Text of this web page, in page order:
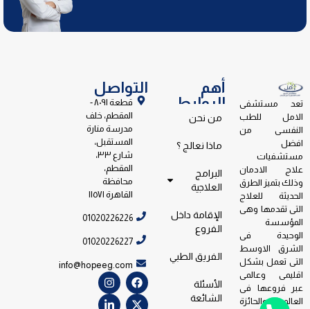
تعد مستشفى
الامل للطب
النفسى من
افضل
مستشفيات
علاج الادمان
وذلك بتميز الطرق
الحديثة للعلاج
التى تقدمها وهى
المؤسسة
الوحيدة فى
الشرق الاوسط
التى تعمل بشكل
اقليمى وعالمى
عبر فروعها فى
العالم والحائزة
أهم
الروابط
من نحن
ماذا نعالج ؟
البرامج
العلاجية
الإقامة داخل
الفروع
الفريق الطبي
الأسئلة
الشائعة
التواصل
قطعة ٨٠٩١ -
المقطم، خلف
مدرسة منارة
المستقبل،
شارع ٣٣،
المقطم،
محافظة
القاهرة ١١٥٧١
01020226226
01020226227
info@hopeeg.com